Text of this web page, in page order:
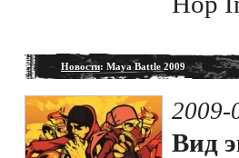
Новости: Maya Battle 2009
2009-
Вид